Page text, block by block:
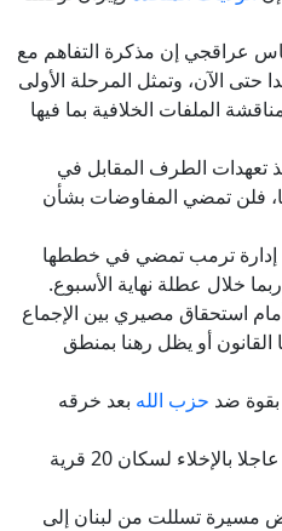
عراقجي إن مذكرة التفاهم مع
المتحدة تتألف من 14 بندا حتى الآن، وتمثل المرحلة الأولى
60 يوما، لمناقشة الملفات الخلافية بما فيها
تعهدات الطرف المقابل في
فلن تمضي المفاوضات بشأن
إدارة ترمب تمضي في خططها
خلال عطلة نهاية الأسبوع.
استحقاق مصيري بين الإجماع
أو يظل رهنا بمنطق
بقوة ضد حزب الله بعد خرقه
* أصدر الجيش الإسرائيلي إنذارا عاجلا بالإخلاء لسكان 20 قرية
مسيرة تسللت من لبنان إلى